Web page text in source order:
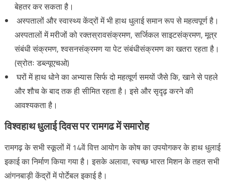
बेहतर कर सकता है।
अस्पतालों और स्वास्थ्य केंद्रों में भी हाथ धुलाई समान रूप से महत्वपूर्ण है।
अस्पतालों में मरीजों को रक्तस्रावसंक्रमण, सर्जिकल साइटसंक्रमण, मूत्र
संबंधी संक्रमण, श्वसनसंक्रमण या पेट संबंधीसंक्रमण का खतरा रहता है।
(स्रोतः डब्ल्यूएचओ)
घरों में हाथ धोने का अभ्यास सिर्फ दो महत्वूर्ण समयों जैसे कि, खाने से पहले
और शौच के बाद तक ही सीमित रहता है। इसे और सृदृढ़ करने की
आवश्यकता है।
विश्वहाथ धुलाई दिवस पर रामगढ में समारोह
रामगढ़ के सभी स्कूलों में 14वें वित्त आयोग के कोष का उपयोगकर के हाथ धुलाई
इकाई का निर्माण किया गया है। इसके अलावा, स्वच्छ भारत मिशन के तहत सभी
आंगनबाड़ी केंद्रों में पोर्टेबल इकाई है।